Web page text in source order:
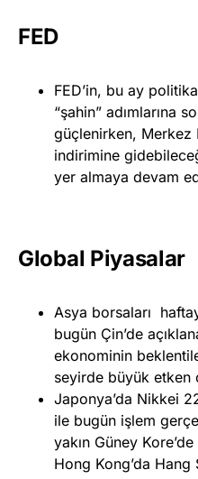
FED
FED’in, bu ay
“şahin” adımlarına
güçlenirken, Merkez
indirimine
yer almaya devam
Global Piyasalar
Asya borsaları
bugün Çin’de
ekonominin
seyirde büyük etken
Japonya’da Nikkei
ile bugün işlem
yakın Güney
Hong Kong’da